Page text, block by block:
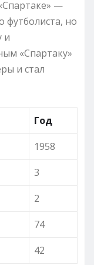
—
футболиста, но
и
«Спартаку»
и стал
Год
1958
3
2
74
42